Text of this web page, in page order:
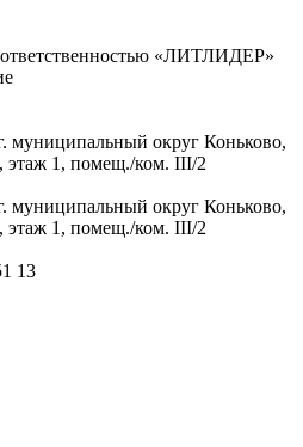
«ЛИТЛИДЕР»
муниципальный округ Коньково,
этаж 1, помещ./ком. III/2
муниципальный округ Коньково,
этаж 1, помещ./ком. III/2
13